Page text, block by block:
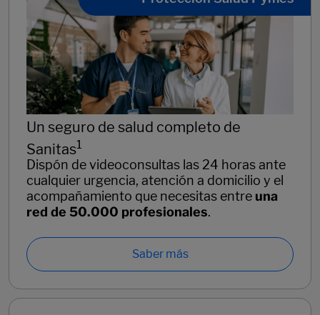
Un seguro de salud completo de
Sanitas1
Dispón de videoconsultas las 24 horas ante
cualquier urgencia, atención a domicilio y el
acompañamiento que necesitas entre una
red de 50.000 profesionales.
Saber más